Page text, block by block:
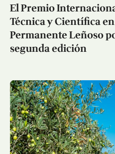
El Premio
Técnica y Científica
Permanente Leñoso
segunda edición